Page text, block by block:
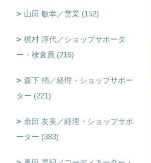
山田 敏幸／営業 (152)
梶村 淳代／ショップサポータ
ー・検査員 (216)
森下 梢／経理・ショップサポー
ター (221)
余田 友美／経理・ショップサポ
ーター (383)